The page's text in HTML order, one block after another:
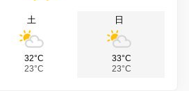
土
32°C
23°C
日
33°C
23°C